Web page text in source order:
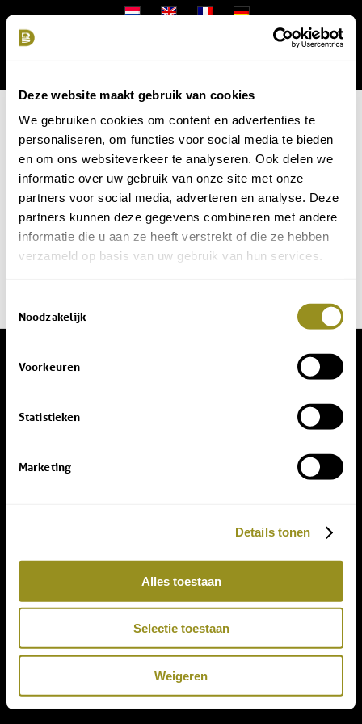
Deze website maakt gebruik van cookies
We gebruiken cookies om content en advertenties te
personaliseren, om functies voor social media te bieden
en om ons websiteverkeer te analyseren. Ook delen we
informatie over uw gebruik van onze site met onze
partners voor social media, adverteren en analyse. Deze
partners kunnen deze gegevens combineren met andere
informatie die u aan ze heeft verstrekt of die ze hebben
verzameld op basis van uw gebruik van hun services.
Noodzakelijk
Voorkeuren
Statistieken
Marketing
Details tonen
Alles toestaan
Selectie toestaan
Weigeren